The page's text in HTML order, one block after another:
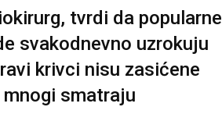
tvrdi da popularne
svakodnevno uzrokuju
krivci nisu zasićene
smatraju